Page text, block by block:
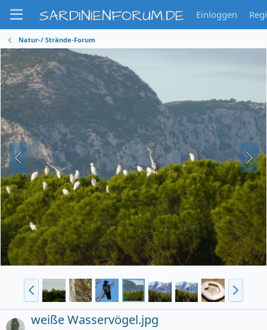
SARDINIENFORUM.DE Einloggen
Natur-/ Strände-Forum
weiße Wasservögel.jpg